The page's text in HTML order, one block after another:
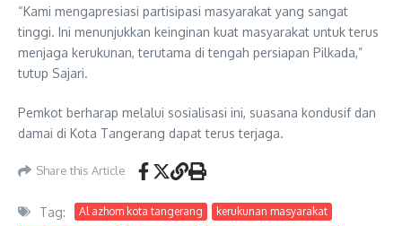
“Kami mengapresiasi partisipasi masyarakat yang sangat
tinggi. Ini menunjukkan keinginan kuat masyarakat untuk terus
menjaga kerukunan, terutama di tengah persiapan Pilkada,”
tutup Sajari.
Pemkot berharap melalui sosialisasi ini, suasana kondusif dan
damai di Kota Tangerang dapat terus terjaga.
Share this Article
Tag: Al azhom kota tangerang
kerukunan masyarakat